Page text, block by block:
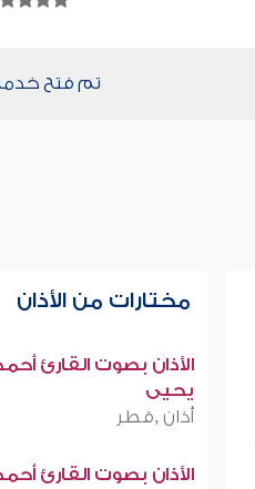
تم فتح خدمة
مختارات من الأذان
الأذان بصوت القارئ
يحيى
أذان ,قطر
الأذان بصوت القارئ